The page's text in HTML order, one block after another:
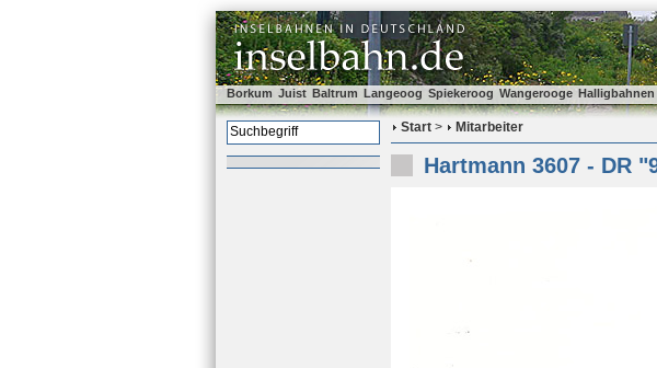
Borkum Juist Baltrum Langeoog Spiekeroog Wangerooge Halligbahnen
Start > Mitarbeiter
Hartmann 3607 - DR